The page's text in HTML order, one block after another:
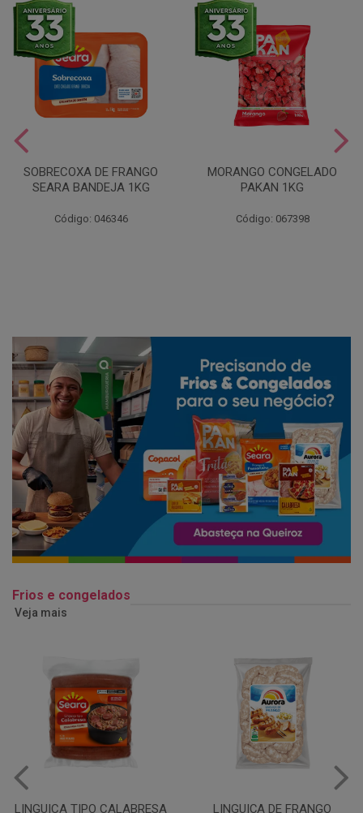
SOBRECOXA DE FRANGO
SEARA BANDEJA 1KG
Código: 046346
MORANGO CONGELADO
PAKAN 1KG
Código: 067398
Frios e congelados
Veja mais
LINGUIÇA DE FRANGO QUEIJO MUSSARELA